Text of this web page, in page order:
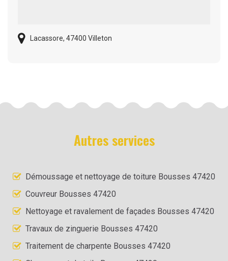
Lacassore, 47400 Villeton
Autres services
Démoussage et nettoyage de toiture Bousses 47420
Couvreur Bousses 47420
Nettoyage et ravalement de façades Bousses 47420
Travaux de zinguerie Bousses 47420
Traitement de charpente Bousses 47420